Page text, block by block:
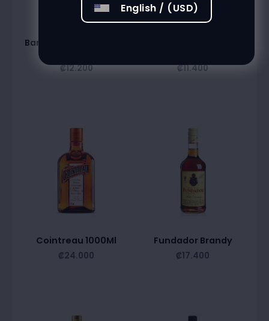
Bardinet Blue Curacao
₡12.200 ₡11.400
Cointreau 1000Ml
₡24.000
Fundador Brandy
₡17.400
English / (USD)